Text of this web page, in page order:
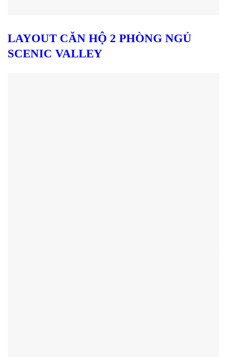
LAYOUT CĂN HỘ 2 PHÒNG NGỦ
SCENIC VALLEY